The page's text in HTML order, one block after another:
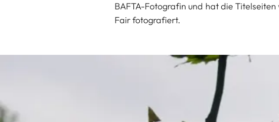
BAFTA-Fotografin und hat die
Fair fotografiert.